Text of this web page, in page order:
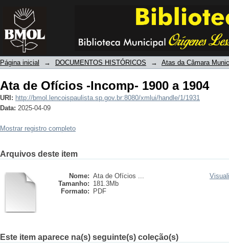
Ata de Ofícios -Incomp- 1900 a 1904
Página inicial → DOCUMENTOS HISTÓRICOS → Atas da Câmara
Ata de Ofícios -Incomp- 1900 a 1904
URI: http://bmol.lencoispaulista.sp.gov.br:8080/xmlui/handle/1/1931
Data: 2025-04-09
Mostrar registro completo
Arquivos deste item
Nome: Ata de Ofícios ...
Tamanho: 181.3Mb
Formato:
PDF
Este item aparece na(s) seguinte(s) coleção(s)